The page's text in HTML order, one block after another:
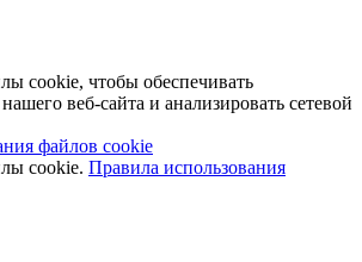
cookie, чтобы обеспечивать
веб-сайта и анализировать сетевой
файлов cookie
cookie. Правила использования